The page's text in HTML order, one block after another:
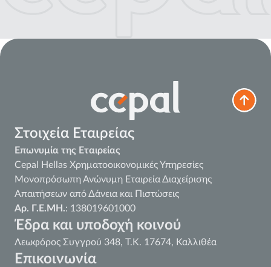
Στοιχεία Εταιρείας
Επωνυμία της Εταιρείας
Cepal Hellas Χρηματοοικονομικές Υπηρεσίες
Μονοπρόσωπη Ανώνυμη Εταιρεία Διαχείρισης
Απαιτήσεων από Δάνεια και Πιστώσεις
Αρ. Γ.Ε.ΜΗ.: 138019601000
Έδρα και υποδοχή κοινού
Λεωφόρος Συγγρού 348, Τ.Κ. 17674, Καλλιθέα
Επικοινωνία